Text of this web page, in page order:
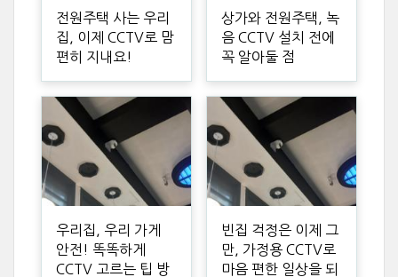
전원주택 사는 우리
집, 이제 CCTV로 맘
편히 지내요!
상가와 전원주택, 녹
음 CCTV 설치 전에
꼭 알아둘 점
우리집, 우리 가게
안전! 똑똑하게
CCTV 고르는 팁 방
빈집 걱정은 이제 그
만, 가정용 CCTV로
마음 편한 일상을 되